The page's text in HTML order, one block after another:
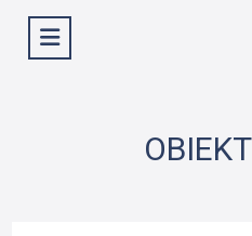
Wyświetl menu